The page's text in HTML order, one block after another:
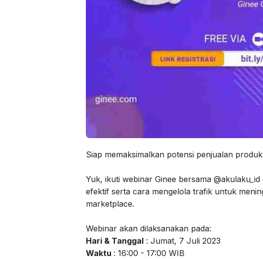
Siap memaksimalkan potensi penjualan
Yuk, ikuti webinar Ginee bersama
efektif serta cara mengelola trafik untuk
marketplace.
Webinar akan dilaksanakan pada:
Hari & Tanggal : Jumat, 7 Juli 2023
Waktu : 16:00 - 17:00 WIB